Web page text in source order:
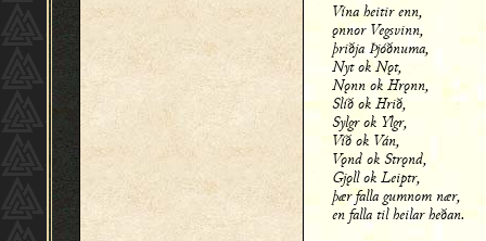
Vína heitir enn,
ǫnnor Vegsvinn,
þriðja Þjóðnuma,
Nyt ok Nǫt,
Nǫnn ok Hrǫnn,
Slíð ok Hrið,
Sylgr ok Ylgr,
Víð ok Ván,
Vǫnd ok Strǫnd,
Gjǫll ok Leiptr,
þær falla gumnom nær,
en falla til heilar heðan.